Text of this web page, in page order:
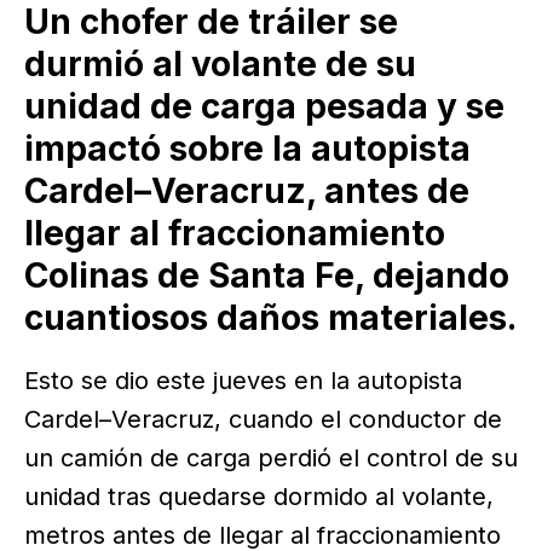
Un chofer de tráiler se
durmió al volante de su
unidad de carga pesada y se
impactó sobre la autopista
Cardel–Veracruz, antes de
llegar al fraccionamiento
Colinas de Santa Fe, dejando
cuantiosos daños materiales.
Esto se dio este jueves en la autopista
Cardel–Veracruz, cuando el conductor de
un camión de carga perdió el control de su
unidad tras quedarse dormido al volante,
metros antes de llegar al fraccionamiento